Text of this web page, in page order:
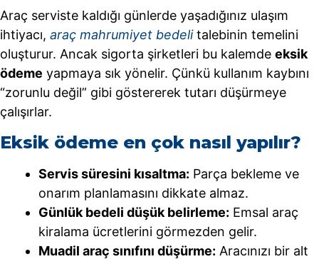
Araç serviste kaldığı günlerde yaşadığınız ulaşım
ihtiyacı, araç mahrumiyet bedelitalebinin temelini
oluşturur. Ancak sigorta şirketleri bu kalemde eksik
ödeme yapmaya sık yönelir. Çünkü kullanım kaybını
“zorunlu değil” gibi göstererek tutarı düşürmeye
çalışırlar.
Eksik ödeme en çok nasıl yapılır?
Servis süresini kısaltma: Parça bekleme ve
onarım planlamasını dikkate almaz.
Günlük bedeli düşük belirleme: Emsal araç
kiralama ücretlerini görmezden gelir.
Muadil araç sınıfını düşürme: Aracınızı bir alt